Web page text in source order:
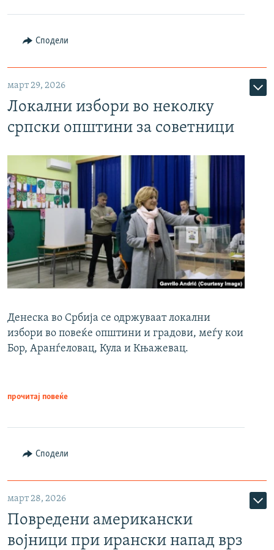
Сподели
март 29, 2026
Локални избори во неколку
српски општини за советници
Денеска во Србија се одржуваат локални
избори во повеќе општини и градови, меѓу кои
Бор, Аранѓеловац, Кула и Књажевац.
прочитај повеќе
Сподели
март 28, 2026
Повредени американски
војници при ирански напад врз